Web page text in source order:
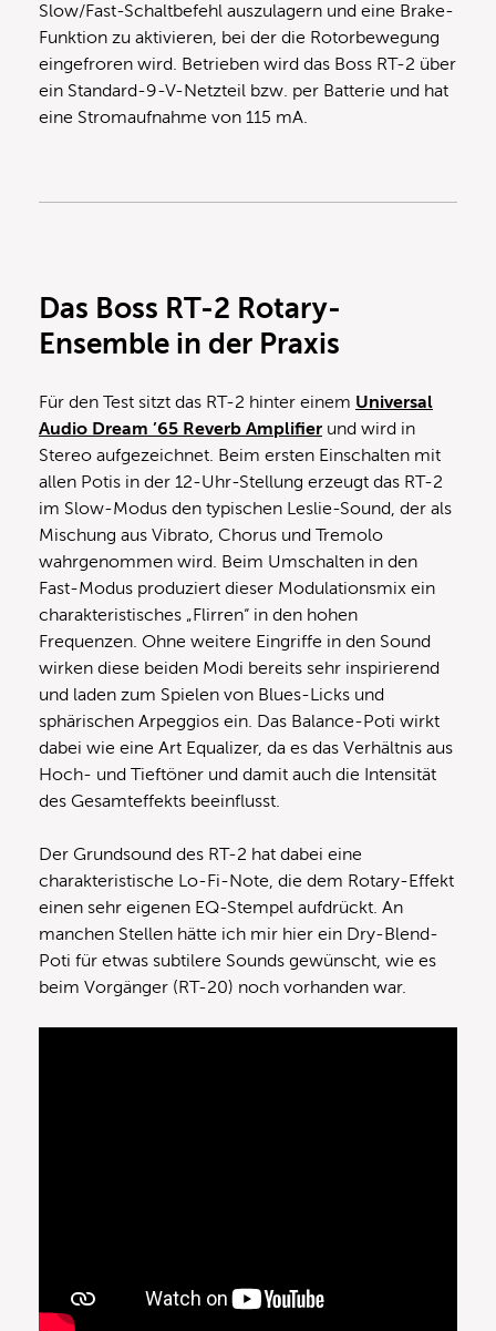
Slow/Fast-Schaltbefehl auszulagern und eine Brake-
Funktion zu aktivieren, bei der die Rotorbewegung
eingefroren wird. Betrieben wird das Boss RT-2 über
ein Standard-9-V-Netzteil bzw. per Batterie und hat
eine Stromaufnahme von 115 mA.
Das Boss RT-2 Rotary-
Ensemble in der Praxis
Für den Test sitzt das RT-2 hinter einem Universal
Audio Dream ’65 Reverb Amplifier und wird in
Stereo aufgezeichnet. Beim ersten Einschalten mit
allen Potis in der 12-Uhr-Stellung erzeugt das RT-2
im Slow-Modus den typischen Leslie-Sound, der als
Mischung aus Vibrato, Chorus und Tremolo
wahrgenommen wird. Beim Umschalten in den
Fast-Modus produziert dieser Modulationsmix ein
charakteristisches „Flirren“ in den hohen
Frequenzen. Ohne weitere Eingriffe in den Sound
wirken diese beiden Modi bereits sehr inspirierend
und laden zum Spielen von Blues-Licks und
sphärischen Arpeggios ein. Das Balance-Poti wirkt
dabei wie eine Art Equalizer, da es das Verhältnis aus
Hoch- und Tieftöner und damit auch die Intensität
des Gesamteffekts beeinflusst.
Der Grundsound des RT-2 hat dabei eine
charakteristische Lo-Fi-Note, die dem Rotary-Effekt
einen sehr eigenen EQ-Stempel aufdrückt. An
manchen Stellen hätte ich mir hier ein Dry-Blend-
Poti für etwas subtilere Sounds gewünscht, wie es
beim Vorgänger (RT-20) noch vorhanden war.